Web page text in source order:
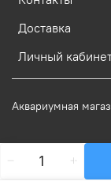
Доставка
Личный
Аквариумная